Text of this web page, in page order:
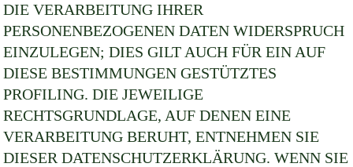
DIE VERARBEITUNG IHRER
PERSONENBEZOGENEN DATEN WIDERSPRUCH
EINZULEGEN; DIES GILT AUCH FÜR EIN AUF
DIESE BESTIMMUNGEN GESTÜTZTES
PROFILING. DIE JEWEILIGE
RECHTSGRUNDLAGE, AUF DENEN EINE
VERARBEITUNG BERUHT, ENTNEHMEN SIE
DIESER DATENSCHUTZERKLÄRUNG. WENN SIE